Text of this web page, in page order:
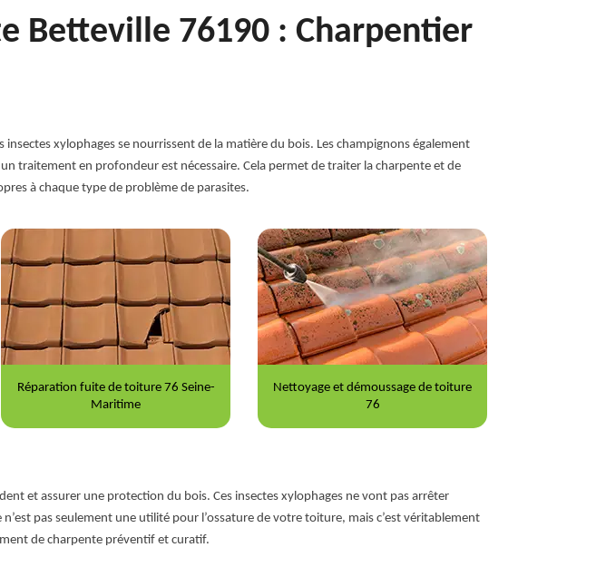
Betteville 76190 : Charpentier
xylophages se nourrissent de la matière du bois. Les champignons également
traitement en profondeur est nécessaire. Cela permet de traiter la charpente et de
à chaque type de problème de parasites.
Nettoyage et démoussage de toiture
76
Peinture sur tuile 76
et assurer une protection du bois. Ces insectes xylophages ne vont pas arrêter
pas seulement une utilité pour l’ossature de votre toiture, mais c’est véritablement
de charpente préventif et curatif.